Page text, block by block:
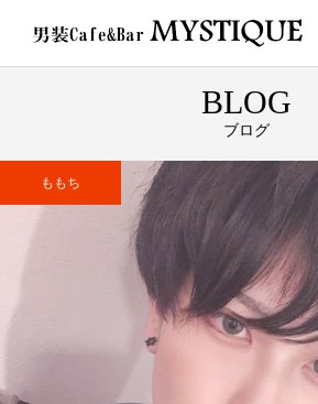
BLOG
ブログ
ももち